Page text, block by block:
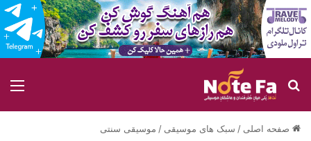
جستجو برای
صفحه اصلی / سبک های موسیقی / موسیقی سنتی